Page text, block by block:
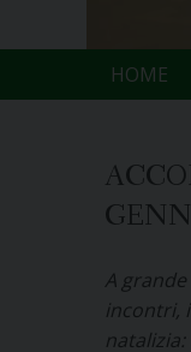
HOME
A
incontri,